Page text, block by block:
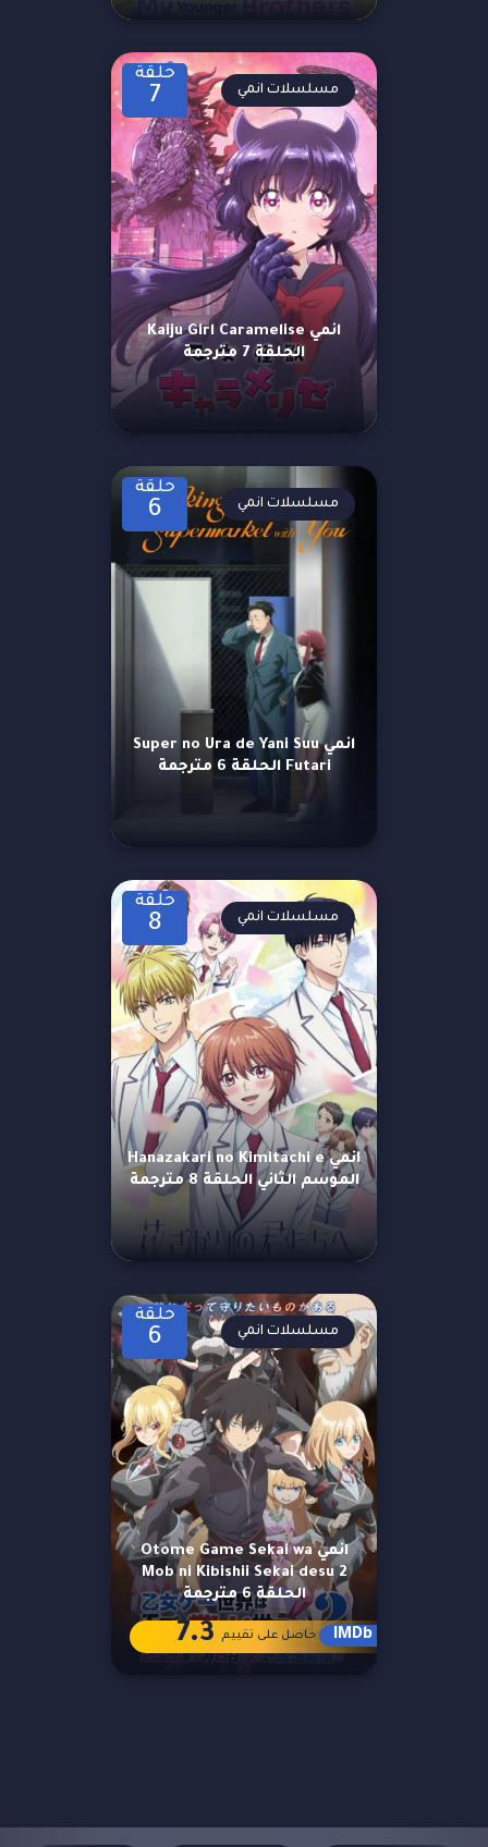
حلقة
7
انمي Kaiju Girl Caramelise
الحلقة 7 مترجمة
مسلسلات انمي
حلقة
6
انمي Super no Ura de Yani Suu
Futari الحلقة 6 مترجمة
مسلسلات انمي
حلقة
8
انمي Hanazakari no Kimitachi e
الموسم الثاني الحلقة 8 مترجمة
مسلسلات انمي
حلقة
6
انمي Otome Game Sekai wa
Mob ni Kibishii Sekai desu 2
الحلقة 6 مترجمة
مسلسلات انمي
IMDb حاصل على تقييم 7.3